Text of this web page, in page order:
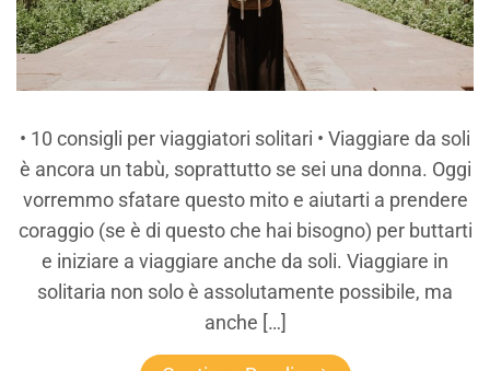
• 10 consigli per viaggiatori solitari • Viaggiare da soli
è ancora un tabù, soprattutto se sei una donna. Oggi
vorremmo sfatare questo mito e aiutarti a prendere
coraggio (se è di questo che hai bisogno) per buttarti
e iniziare a viaggiare anche da soli. Viaggiare in
solitaria non solo è assolutamente possibile, ma
anche […]